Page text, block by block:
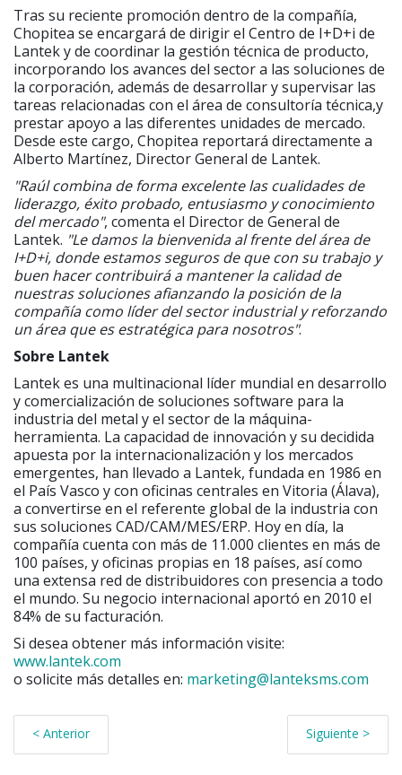
Tras su reciente promoción dentro de la compañía,
Chopitea se encargará de dirigir el Centro de I+D+i de
Lantek y de coordinar la gestión técnica de producto,
incorporando los avances del sector a las soluciones de
la corporación, además de desarrollar y supervisar las
tareas relacionadas con el área de consultoría técnica,y
prestar apoyo a las diferentes unidades de mercado.
Desde este cargo, Chopitea reportará directamente a
Alberto Martínez, Director General de Lantek.
"Raúl combina de forma excelente las cualidades de
liderazgo, éxito probado, entusiasmo y conocimiento
del mercado", comenta el Director de General de
Lantek. "Le damos la bienvenida al frente del área de
I+D+i, donde estamos seguros de que con su trabajo y
buen hacer contribuirá a mantener la calidad de
nuestras soluciones afianzando la posición de la
compañía como líder del sector industrial y reforzando
un área que es estratégica para nosotros".
Sobre Lantek
Lantek es una multinacional líder mundial en desarrollo
y comercialización de soluciones software para la
industria del metal y el sector de la máquina-
herramienta. La capacidad de innovación y su decidida
apuesta por la internacionalización y los mercados
emergentes, han llevado a Lantek, fundada en 1986 en
el País Vasco y con oficinas centrales en Vitoria (Álava),
a convertirse en el referente global de la industria con
sus soluciones CAD/CAM/MES/ERP. Hoy en día, la
compañía cuenta con más de 11.000 clientes en más de
100 países, y oficinas propias en 18 países, así como
una extensa red de distribuidores con presencia a todo
el mundo. Su negocio internacional aportó en 2010 el
84% de su facturación.
Si desea obtener más información visite:
www.lantek.com
o solicite más detalles en: marketing@lanteksms.com
< Anterior Siguiente >